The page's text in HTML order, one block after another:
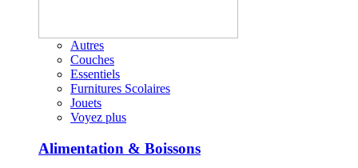
Autres
Couches
Essentiels
Furnitures Scolaires
Jouets
Voyez plus
Alimentation & Boissons